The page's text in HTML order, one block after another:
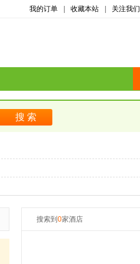
我的订单 收藏本站 关注我们
搜索到 0家酒店